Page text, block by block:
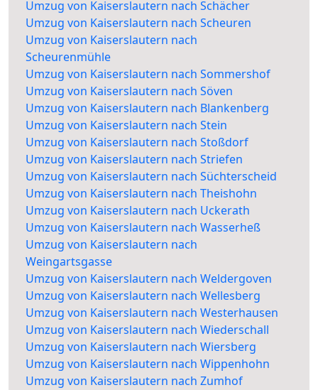
Umzug von Kaiserslautern nach Schächer
Umzug von Kaiserslautern nach Scheuren
Umzug von Kaiserslautern nach
Scheurenmühle
Umzug von Kaiserslautern nach Sommershof
Umzug von Kaiserslautern nach Söven
Umzug von Kaiserslautern nach Blankenberg
Umzug von Kaiserslautern nach Stein
Umzug von Kaiserslautern nach Stoßdorf
Umzug von Kaiserslautern nach Striefen
Umzug von Kaiserslautern nach Süchterscheid
Umzug von Kaiserslautern nach Theishohn
Umzug von Kaiserslautern nach Uckerath
Umzug von Kaiserslautern nach Wasserheß
Umzug von Kaiserslautern nach
Weingartsgasse
Umzug von Kaiserslautern nach Weldergoven
Umzug von Kaiserslautern nach Wellesberg
Umzug von Kaiserslautern nach Westerhausen
Umzug von Kaiserslautern nach Wiederschall
Umzug von Kaiserslautern nach Wiersberg
Umzug von Kaiserslautern nach Wippenhohn
Umzug von Kaiserslautern nach Zumhof